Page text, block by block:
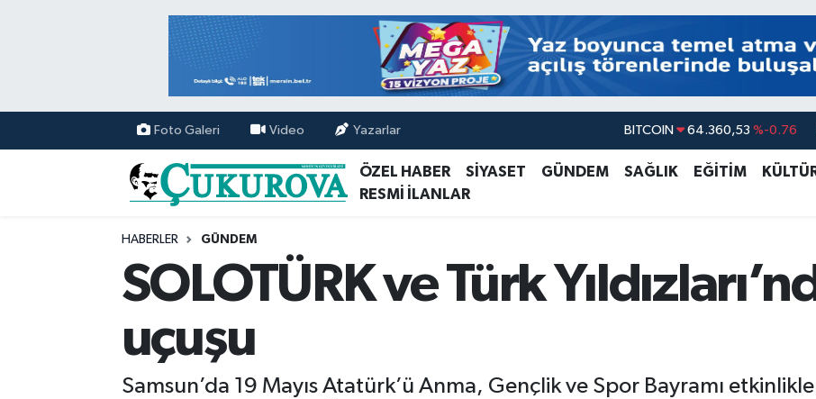
Foto Galeri Video Yazarlar DOLAR 47,7143 %0.16
EURO 55,0317 %-0.02
BITCOIN 64.360,53 %-0.76
ÖZEL HABER SİYASET GÜNDEM SAĞLIK EĞİTİM
RESMİ İLANLAR
HABERLER GÜNDEM
SOLOTÜRK ve Türk
uçuşu
Samsun’da 19 Mayıs Atatürk’ü Anma, Gençlik ve Spor Bayramı
Mersin Nöbetçi Eczaneler
Mersin Hava Durumu
Mersin Namaz Vakitleri
Mersin Trafik Yoğunluk Haritası
Tüm Manşetler
Son Dakika Haberleri
Haber Arşivi